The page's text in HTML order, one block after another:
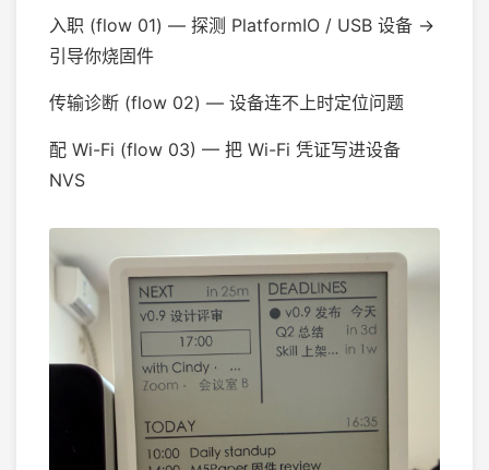
入职 (flow 01) — 探测 PlatformIO / USB 设备 →
引导你烧固件
传输诊断 (flow 02) — 设备连不上时定位问题
配 Wi-Fi (flow 03) — 把 Wi-Fi 凭证写进设备
NVS